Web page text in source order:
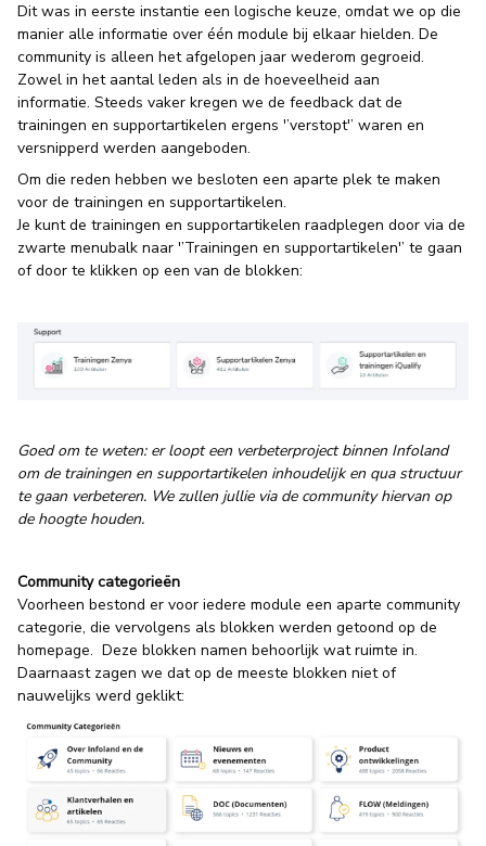
Dit was in eerste instantie een logische keuze, omdat we op die
manier alle informatie over één module bij elkaar hielden. De
community is alleen het afgelopen jaar wederom gegroeid.
Zowel in het aantal leden als in de hoeveelheid aan
informatie. Steeds vaker kregen we de feedback dat de
trainingen en supportartikelen ergens '’verstopt'’ waren en
versnipperd werden aangeboden.
Om die reden hebben we besloten een aparte plek te maken
voor de trainingen en supportartikelen.
Je kunt de trainingen en supportartikelen raadplegen door via de
zwarte menubalk naar '’Trainingen en supportartikelen'’ te gaan
of door te klikken op een van de blokken:
Goed om te weten: er loopt een verbeterproject binnen Infoland
om de trainingen en supportartikelen inhoudelijk en qua structuur
te gaan verbeteren. We zullen jullie via de community hiervan op
de hoogte houden.
Community categorieën
Voorheen bestond er voor iedere module een aparte community
categorie, die vervolgens als blokken werden getoond op de
homepage. Deze blokken namen behoorlijk wat ruimte in.
Daarnaast zagen we dat op de meeste blokken niet of
nauwelijks werd geklikt: